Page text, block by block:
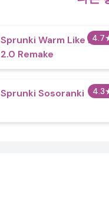
4.7
Sprunki Warm Like Fire
2.0 Remake
4.3
Sprunki Sosoranki